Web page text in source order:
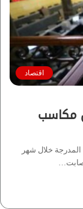
اقتصاد
مكاسب
خلال شهر